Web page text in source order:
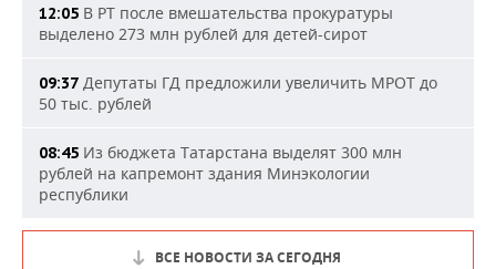
12:05 В РТ после вмешательства прокуратуры
выделено 273 млн рублей для детей-сирот
09:37 Депутаты ГД предложили увеличить МРОТ до
50 тыс. рублей
08:45 Из бюджета Татарстана выделят 300 млн
рублей на капремонт здания Минэкологии
республики
ВСЕ НОВОСТИ ЗА СЕГОДНЯ